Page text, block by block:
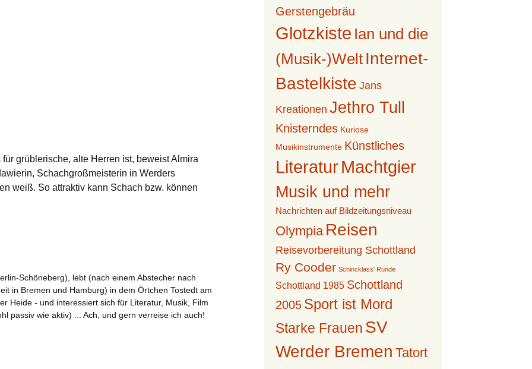
grüblerische, alte Herren ist, beweist Almira
Schachgroßmeisterin in Werders
weiß. So attraktiv kann Schach bzw. können
Schöneberg), lebt (nach einem Abstecher nach
in Bremen und Hamburg) in dem Örtchen Tostedt am
Heide - und interessiert sich für Literatur, Musik, Film
passiv wie aktiv) ... Ach, und gern verreise ich auch!
Gerstengebräu
Glotzkiste Ian und die
(Musik-)Welt Internet-
Bastelkiste Jans
Kreationen Jethro Tull
Knisterndes Kuriose
Musikinstrumente Künstliches
LiteraturMachtgier
Musik und mehr
Nachrichten auf Bildzeitungsniveau
Olympia Reisen
Reisevorbereitung Schottland
Ry Cooder Schincklass' Runde
Schottland 1985 Schottland
2005 Sport ist Mord
Starke Frauen SV
Werder Bremen Tatort